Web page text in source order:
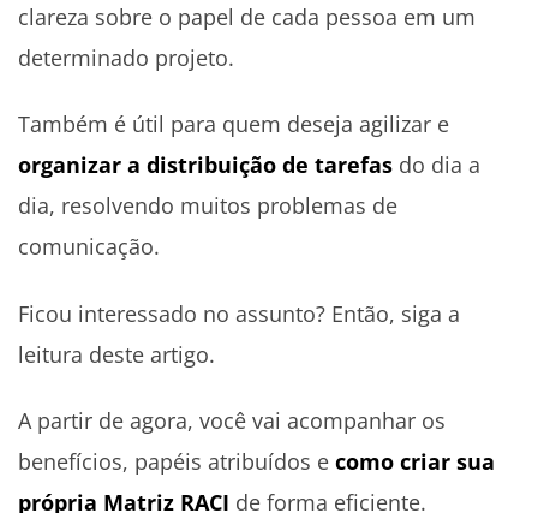
clareza sobre o papel de cada pessoa em um
determinado projeto.
Também é útil para quem deseja agilizar e
organizar a distribuição de tarefas do dia a
dia, resolvendo muitos problemas de
comunicação.
Ficou interessado no assunto? Então, siga a
leitura deste artigo.
A partir de agora, você vai acompanhar os
benefícios, papéis atribuídos e como criar sua
própria Matriz RACI de forma eficiente.